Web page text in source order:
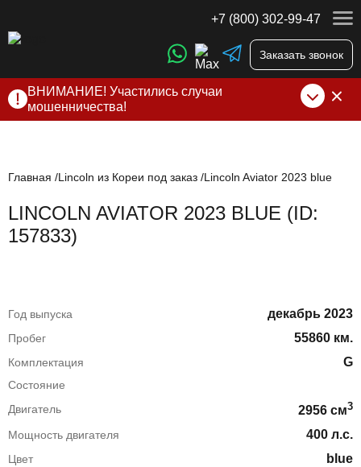
+7 (800) 302-99-47
Заказать звонок
ВНИМАНИЕ! Участились случаи
мошенничества!
нами по официальнымконтактам , указанным в соц сетях
Главная Lincoln из Кореи под заказ Lincoln Aviator 2023 blue
LINCOLN AVIATOR 2023 BLUE (ID:
157833)
Год выпуска декабрь 2023
Пробег 55860 км.
Комплектация G
Состояние
Двигатель
2956 cм3
Мощность двигателя 400 л.с.
Цвет blue